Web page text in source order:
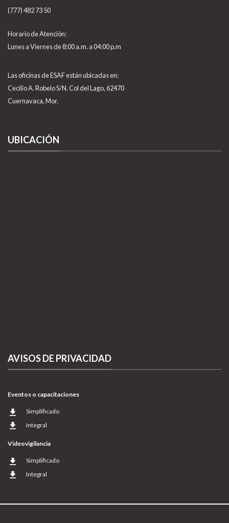
(777) 482 73 50
Horario de Atención:
Lunes a Viernes de 8:00 a.m. a 04:00 p.m
Las oficinas de ESAF están ubicadas en:
Cecilio A. Robelo S/N. Col del Lago, 62470
Cuernavaca, Mor.
UBICACIÓN
AVISOS DE PRIVACIDAD
Eventos o capacitaciones
Simplificado
Integral
Videovigilancia
Simplificado
Integral